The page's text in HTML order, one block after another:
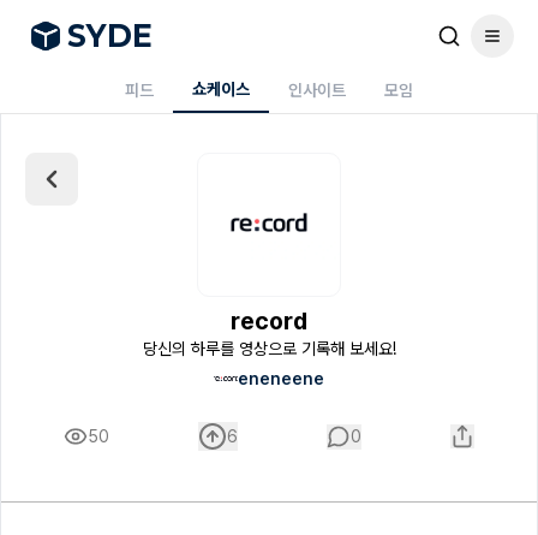
SYDE
피드 쇼케이스 인사이트 모임
record
당신의 하루를 영상으로 기록해 보세요!
eneneene
50 6 0